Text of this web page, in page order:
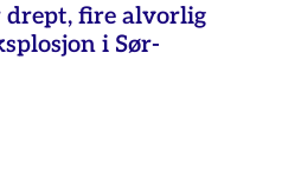
drept, fire alvorlig
i Sør-